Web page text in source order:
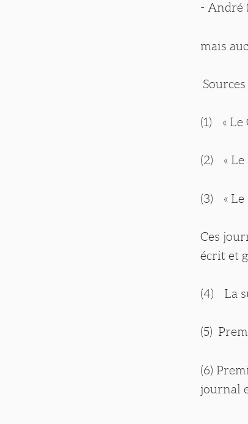
- André
mais
Sources
(1) « Le
(2) « Le
(3) « Le
Ces
écrit et
(4) La
(5)
(6)
journal